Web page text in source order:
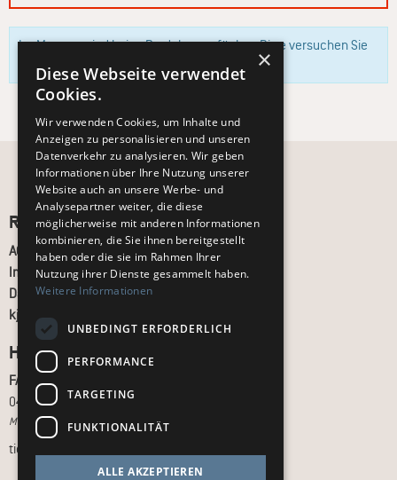
Im Moment sind keine Produkte verfügbar. Bitte versuchen Sie
Recht und Ordnung
AGB
Impressum
Datenschutz
kj.de
Hilfe & Support
FAQ
040 - 413 22 60
Montag bis Freitag, 10:00 bis 18:00 Uhr
tickets@kj.de
×
Diese Webseite verwendet
Cookies.
Wir verwenden Cookies, um Inhalte und
Anzeigen zu personalisieren und unseren
Datenverkehr zu analysieren. Wir geben
Informationen über Ihre Nutzung unserer
Website auch an unsere Werbe- und
Analysepartner weiter, die diese
möglicherweise mit anderen Informationen
kombinieren, die Sie ihnen bereitgestellt
haben oder die sie im Rahmen Ihrer
Nutzung ihrer Dienste gesammelt haben.
Weitere Informationen
UNBEDINGT ERFORDERLICH
PERFORMANCE
TARGETING
FUNKTIONALITÄT
ALLE AKZEPTIEREN